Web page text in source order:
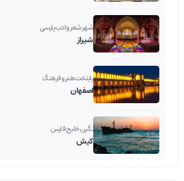
شهر شعر و ادب پارسی
شیراز
پایتخت هنر و فرهنگ
اصفهان
نگین خلیج فارس
کیش